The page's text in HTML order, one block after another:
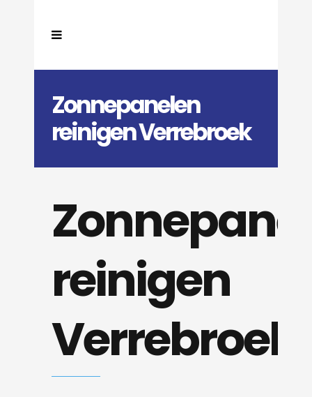
Zonnepanelen
reinigen Verrebroek
reinigen
Verrebroek